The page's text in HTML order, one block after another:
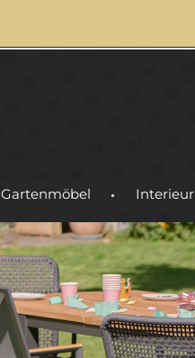
Gartenmöbel Interieur